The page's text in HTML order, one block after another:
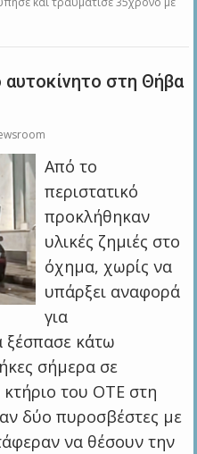
στη Θήβα
Από το
περιστατικό
προκλήθηκαν
υλικές ζημιές στο
όχημα, χωρίς να
υπάρξει αναφορά
για
κ΄άτω
σήμερα σε
του ΟΤΕ στη
δύο πυροσβέστες με
να θέσουν την